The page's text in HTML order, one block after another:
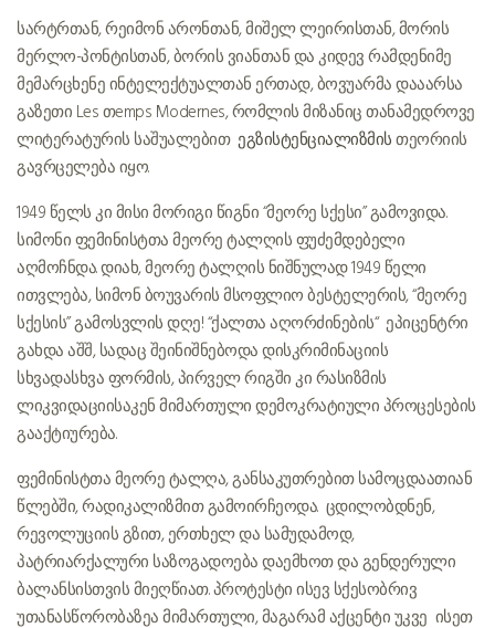
სარტრთან, რეიმონ არონთან, მიშელ ლეირისთან, მორის
მერლო-პონტისთან, ბორის ვიანთან და კიდევ რამდენიმე
მემარცხენე ინტელექტუალთან ერთად, ბოვუარმა დააარსა
გაზეთი Les თemps Modernes, რომლის მიზანიც თანამედროვე
ლიტერატურის საშუალებით ეგზისტენციალიზმისთეორიის
გავრცელება იყო.
1949 წელს კი მისი მორიგი წიგნი “მეორე სქესი” გამოვიდა.
სიმონი ფემინისტთა მეორე ტალღის ფუძემდებელი
აღმოჩნდა. დიახ, მეორე ტალღის ნიშნულად 1949 წელი
ითვლება, სიმონ ბოუვარის მსოფლიო ბესტელერის, “მეორე
სქესის” გამოსვლის დღე! “ქალთა აღორძინების“ ეპიცენტრი
გახდა აშშ, სადაც შეინიშნებოდა დისკრიმინაციის
სხვადასხვა ფორმის, პირველ რიგში კი რასიზმის
ლიკვიდაციისაკენ მიმართული დემოკრატიული პროცესების
გააქტიურება.
ფემინისტთა მეორე ტალღა, განსაკუთრებით სამოცდაათიან
წლებში, რადიკალიზმით გამოირჩეოდა. ცდილობდნენ,
რევოლუციის გზით, ერთხელ და სამუდამოდ,
პატრიარქალური საზოგადოება დაემხოთ და გენდერული
ბალანსისთვის მიეღწიათ. პროტესტი ისევ სქესობრივ
უთანასწორობაზეა მიმართული, მაგარამ აქცენტი უკვე ისეთ